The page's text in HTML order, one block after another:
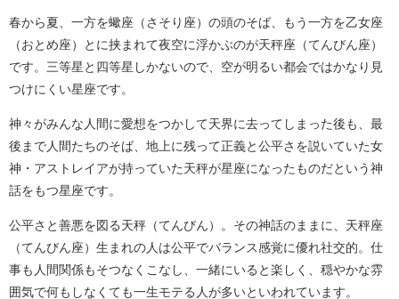
春から夏、一方を蠍座（さそり座）の頭のそば、もう一方を乙女座
（おとめ座）とに挟まれて夜空に浮かぶのが天秤座（てんびん座）
です。三等星と四等星しかないので、空が明るい都会ではかなり見
つけにくい星座です。
神々がみんな人間に愛想をつかして天界に去ってしまった後も、最
後まで人間たちのそば、地上に残って正義と公平さを説いていた女
神・アストレイアが持っていた天秤が星座になったものだという神
話をもつ星座です。
公平さと善悪を図る天秤（てんびん）。その神話のままに、天秤座
（てんびん座）生まれの人は公平でバランス感覚に優れ社交的。仕
事も人間関係もそつなくこなし、一緒にいると楽しく、穏やかな雰
囲気で何もしなくても一生モテる人が多いといわれています。